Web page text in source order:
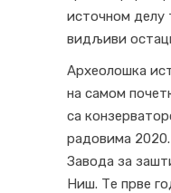
источном делу
видљиви
Археолошка
на самом
са
радовима
Завода за
Ниш. Те прве